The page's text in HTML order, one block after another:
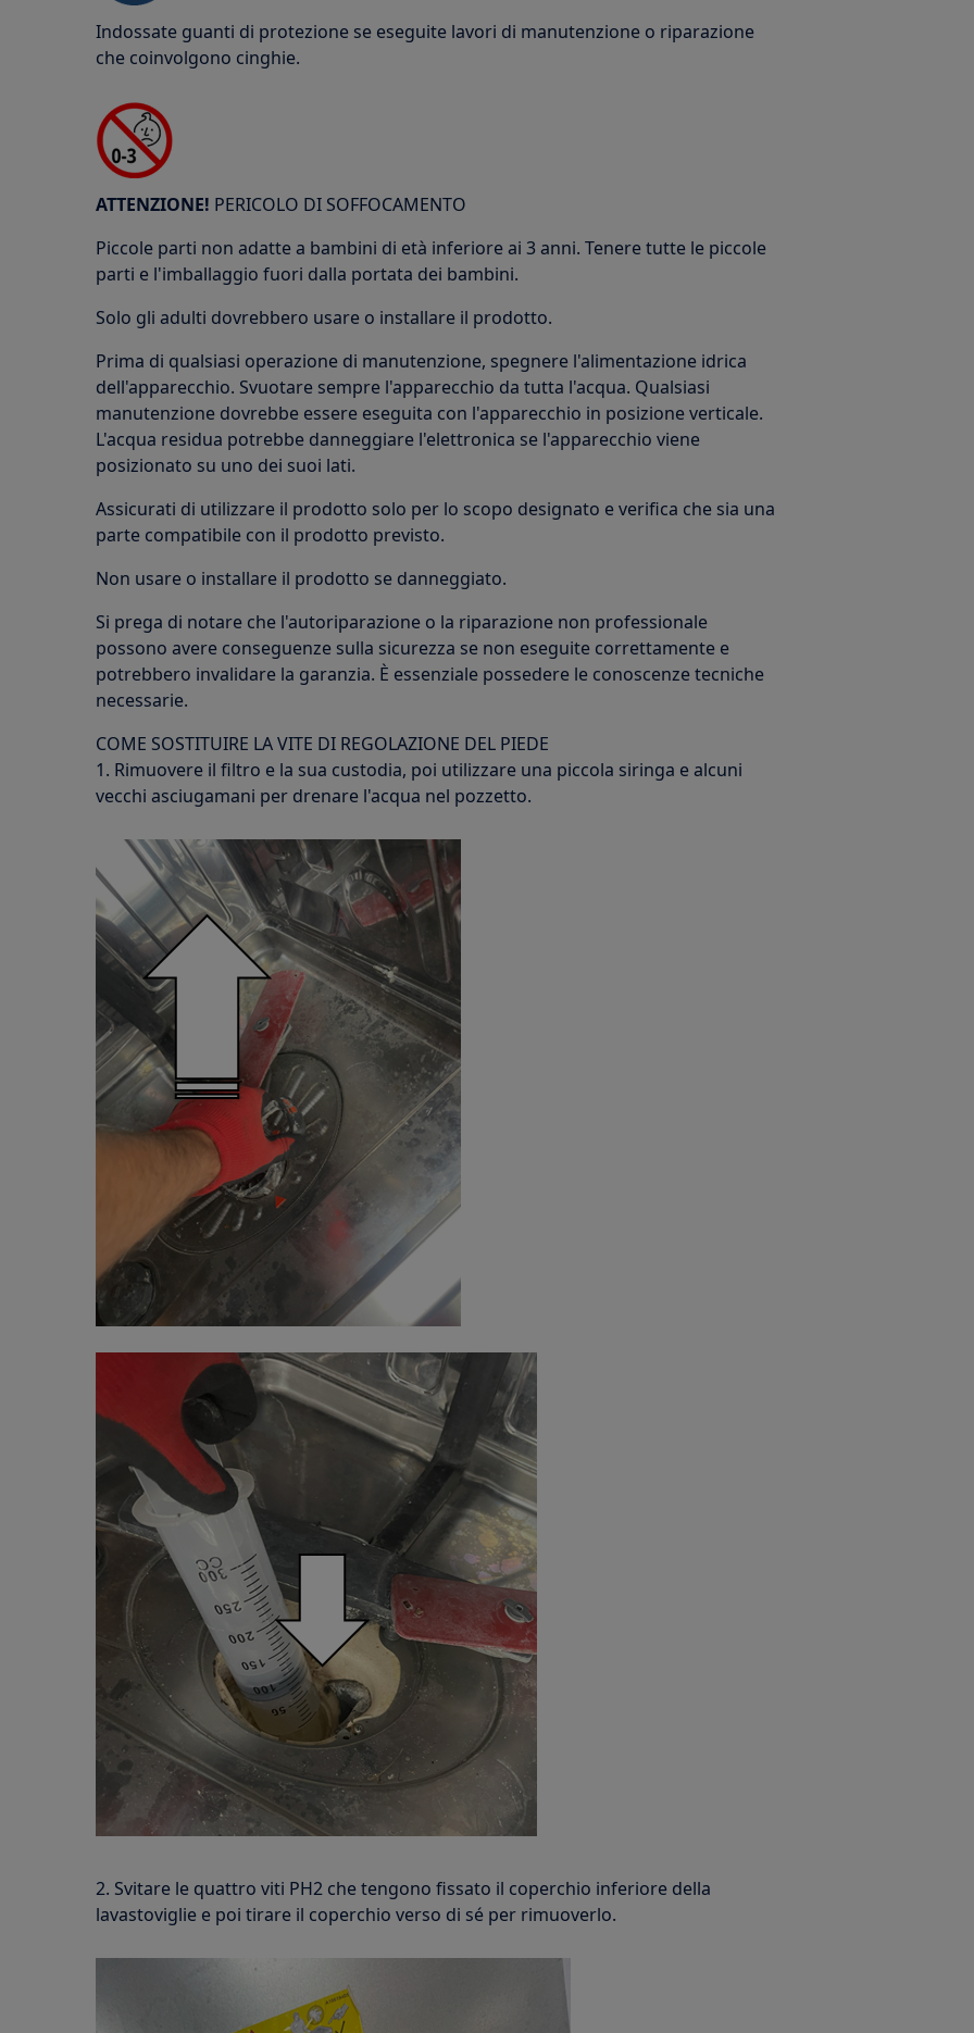
Indossate guanti di protezione se eseguite lavori di manutenzione o riparazione
che coinvolgono cinghie.
ATTENZIONE! PERICOLO DI SOFFOCAMENTO
Piccole parti non adatte a bambini di età inferiore ai 3 anni. Tenere tutte le piccole
parti e l'imballaggio fuori dalla portata dei bambini.
Solo gli adulti dovrebbero usare o installare il prodotto.
Prima di qualsiasi operazione di manutenzione, spegnere l'alimentazione idrica
dell'apparecchio. Svuotare sempre l'apparecchio da tutta l'acqua. Qualsiasi
manutenzione dovrebbe essere eseguita con l'apparecchio in posizione verticale.
L'acqua residua potrebbe danneggiare l'elettronica se l'apparecchio viene
posizionato su uno dei suoi lati.
Assicurati di utilizzare il prodotto solo per lo scopo designato e verifica che sia una
parte compatibile con il prodotto previsto.
Non usare o installare il prodotto se danneggiato.
Si prega di notare che l'autoriparazione o la riparazione non professionale
possono avere conseguenze sulla sicurezza se non eseguite correttamente e
potrebbero invalidare la garanzia. È essenziale possedere le conoscenze tecniche
necessarie.
COME SOSTITUIRE LA VITE DI REGOLAZIONE DEL PIEDE
1. Rimuovere il filtro e la sua custodia, poi utilizzare una piccola siringa e alcuni
vecchi asciugamani per drenare l'acqua nel pozzetto.
2. Svitare le quattro viti PH2 che tengono fissato il coperchio inferiore della
lavastoviglie e poi tirare il coperchio verso di sé per rimuoverlo.